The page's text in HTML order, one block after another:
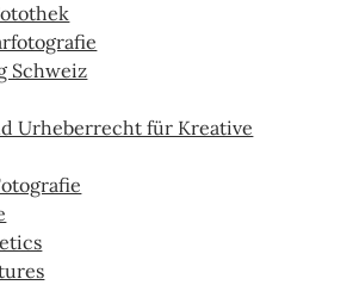
Schweiz
Urheberrecht für Kreative